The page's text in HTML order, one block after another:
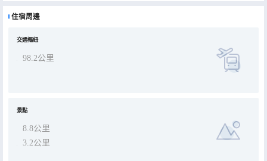
住宿周邊
交通樞紐
98.2公里
景點
8.8公里
3.2公里